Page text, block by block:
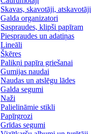
Skavas, skavotāji, atskavotāji
Galda organizatori
Saspraudes, klipši papīram
Piespraudes un adatiņas
Lineāli
Šķēres
Palikņi papīra griešanai
Gumijas naudai
Naudas un atslēgu lādes
Galda segumi
Naži
Palielināmie stikli
Papīrgrozi
Grīdas segumi